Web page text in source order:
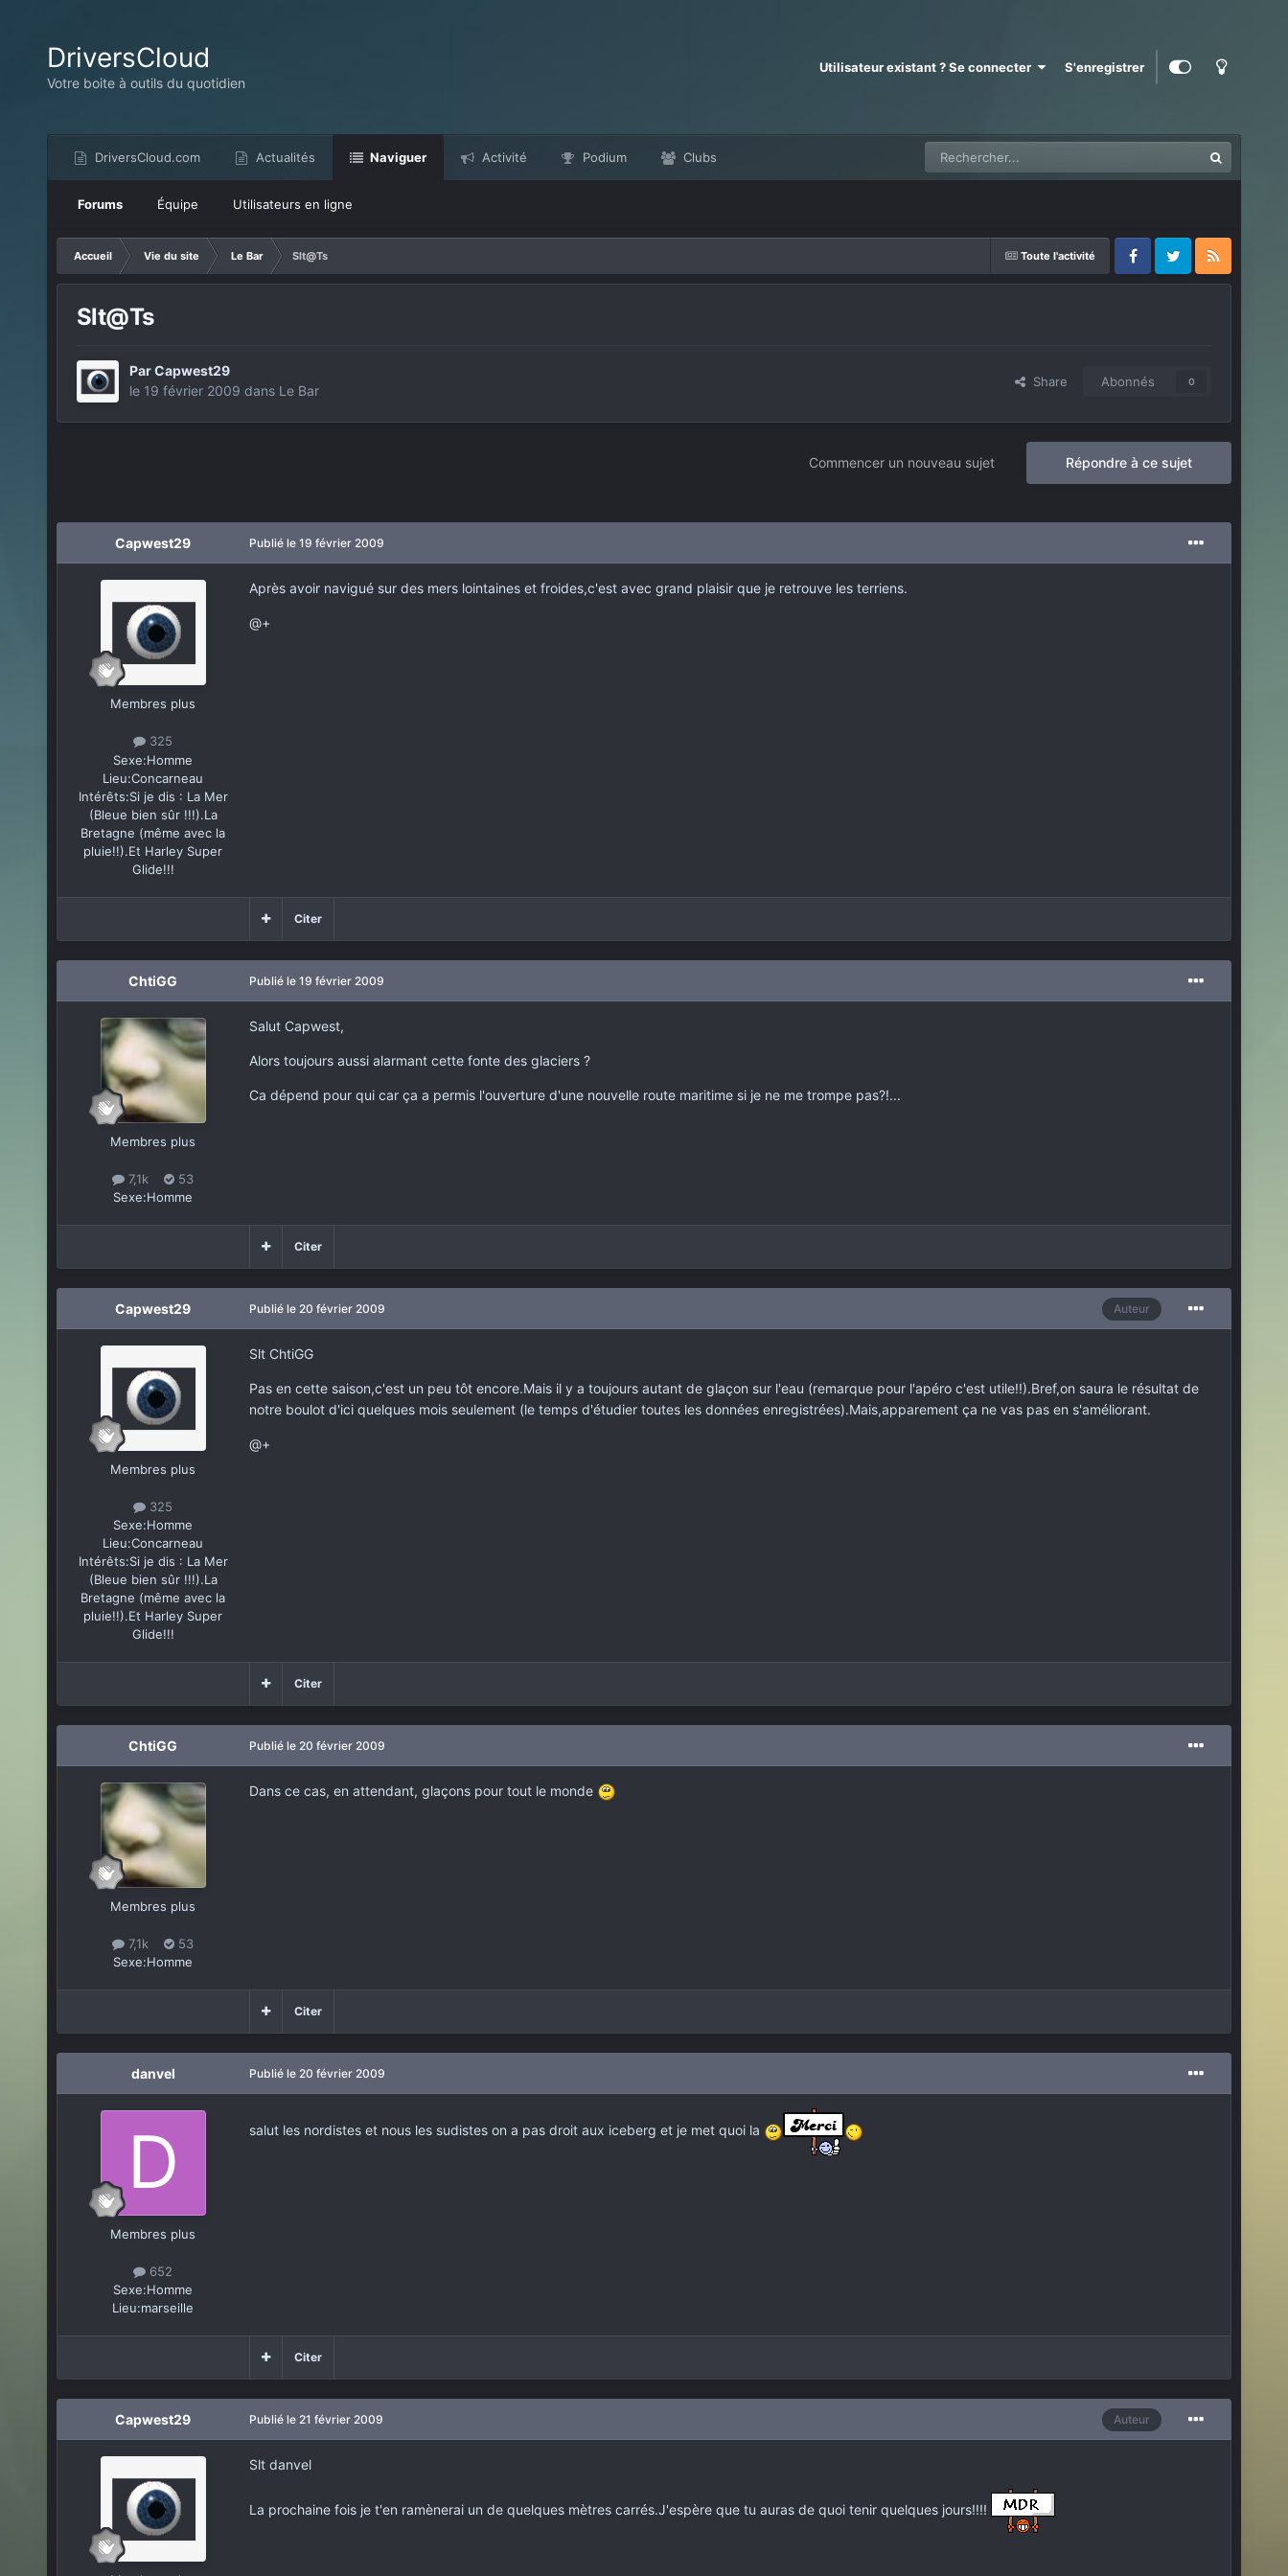
DriversCloud
Votre boite à outils du quotidien
Utilisateur existant ? Se connecter S'enregistrer
DriversCloud.com Actualités Naviguer
Forums Équipe Utilisateurs en ligne
Activité Podium Clubs
Toute l'activité
Accueil Vie du site Le Bar
Slt@Ts
FacebookTwitter RSS
Slt@Ts
ParCapwest29
le 19 février 2009 dans Le Bar
Share Abonnés 0
Répondre à ce sujet
Commencer un nouveau sujet
Capwest29
Membres plus
325
Sexe:Homme
Lieu:Concarneau
Intérêts:Si je dis : La Mer
(Bleue bien sûr !!!).La
Bretagne (même avec la
pluie!!).Et Harley Super
Glide!!!
Publié le 19 février 2009
Après avoir navigué sur des mers lointaines et froides,c'est avec grand plaisir que je retrouve les terriens.
@+
Citer
ChtiGG
Membres plus
7,1k
53
Sexe:Homme
Publié le 19 février 2009
Salut Capwest,
Alors toujours aussi alarmant cette fonte des glaciers ?
Ca dépend pour qui car ça a permis l'ouverture d'une nouvelle route maritime si je ne me trompe pas?!...
Citer
Capwest29
Membres plus
325
Sexe:Homme
Lieu:Concarneau
Intérêts:Si je dis : La Mer
(Bleue bien sûr !!!).La
Bretagne (même avec la
pluie!!).Et Harley Super
Glide!!!
Auteur
Publié le 20 février 2009
Slt ChtiGG
Pas en cette saison,c'est un peu tôt encore.Mais il y a toujours autant de glaçon sur l'eau (remarque pour l'apéro c'est utile!!).Bref,on saura le résultat de
notre boulot d'ici quelques mois seulement (le temps d'étudier toutes les données enregistrées).Mais,apparement ça ne vas pas en s'améliorant.
@+
Citer
ChtiGG
Membres plus
7,1k
53
Sexe:Homme
Publié le 20 février 2009
Dans ce cas, en attendant, glaçons pour tout le monde
Citer
danvel
Membres plus
652
Sexe:Homme
Lieu:marseille
Publié le 20 février 2009
salut les nordistes et nous les sudistes on a pas droit aux iceberg et je met quoi la
Citer
Capwest29 Auteur
Publié le 21 février 2009
Slt danvel
La prochaine fois je t'en ramènerai un de quelques mètres carrés.J'espère que tu auras de quoi tenir quelques jours!!!!